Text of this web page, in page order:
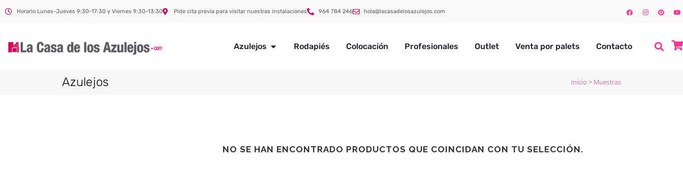
Horario Lunes-Jueves 9:30-17:30 y Viernes 9:30-13:30 Pide cita previa para visitar nuestras instalaciones 964 784 246 hola@lacasadelosazulejos.com
Azulejos Rodapiés Colocación Profesionales Outlet Venta por palets Contacto
Azulejos Inicio > Muestras
NO SE HAN ENCONTRADO PRODUCTOS QUE COINCIDAN CON TU SELECCIÓN.